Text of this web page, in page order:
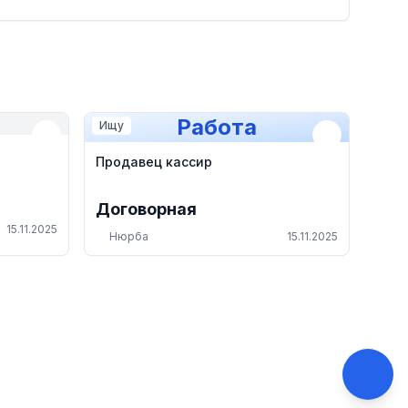
15.11.2025
Работа
Ищу
Продавец кассир
Договорная
Нюрба 15.11.2025